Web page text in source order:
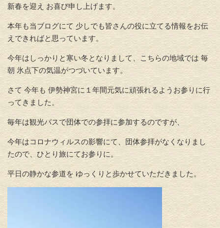
新春を迎え お喜び申し上げます。
本年も当ブログにて 少しでも皆さんの役に立てる情報をお伝
えできればと思っています。
今年はしっかりと寒い冬となりまして、こちらの地域では 毎
朝 氷点下の気温がつづいています。
さて 今年も 伊勢神宮に１年間元気に頑張れるようお参りに行
ってきました。
毎年は観光バスで団体での参拝に参加するのですが、
今年はコロナウィルスの影響にて、団体参拝がなくなりまし
たので、ひとり旅にてお参りに。
平日の静かな参道を ゆっくりと歩かせていただきました。